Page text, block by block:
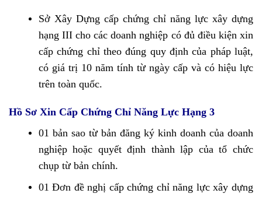
Sở Xây Dựng cấp chứng chỉ năng lực xây dựng
hạng III cho các doanh nghiệp có đủ điều kiện xin
cấp chứng chỉ theo đúng quy định của pháp luật,
có giá trị 10 năm tính từ ngày cấp và có hiệu lực
trên toàn quốc.
Hồ Sơ Xin Cấp Chứng Chỉ Năng Lực Hạng 3
01 bản sao từ bản đăng ký kinh doanh của doanh
nghiệp hoặc quyết định thành lập của tổ chức
chụp từ bản chính.
01 Đơn đề nghị cấp chứng chỉ năng lực xây dựng